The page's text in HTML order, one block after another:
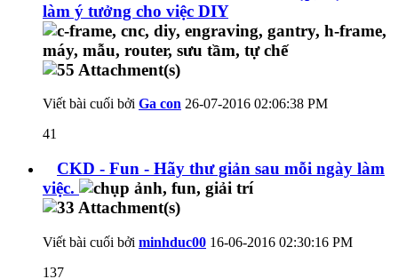
làm ý tưởng cho việc DIY
Viết bài cuối bởi Ga con 26-07-2016 02:06:38 PM
41
CKD - Fun - Hãy thư giản sau mỗi ngày làm
việc.
Viết bài cuối bởi minhduc00 16-06-2016 02:30:16 PM
137